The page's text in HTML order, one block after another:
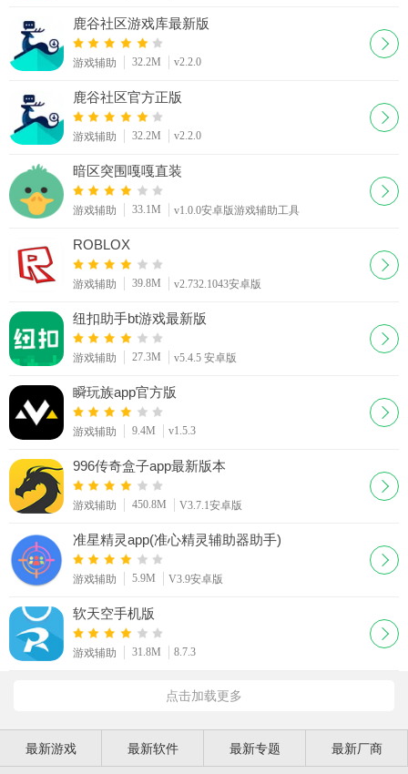
鹿谷社区游戏库最新版
游戏辅助 32.2M v2.2.0
鹿谷社区官方正版
游戏辅助 32.2M v2.2.0
暗区突围嘎嘎直装
游戏辅助 33.1M v1.0.0安卓版游戏辅助工具
ROBLOX
游戏辅助 39.8M v2.732.1043安卓版
纽扣助手bt游戏最新版
游戏辅助 27.3M v5.4.5 安卓版
瞬玩族app官方版
游戏辅助 9.4M v1.5.3
996传奇盒子app最新版本
游戏辅助 450.8M V3.7.1安卓版
准星精灵app(准心精灵辅助器助手)
游戏辅助 5.9M V3.9安卓版
软天空手机版
游戏辅助 31.8M 8.7.3
点击加载更多
最新游戏 最新软件 最新专题 最新厂商